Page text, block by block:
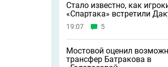
Стало известно, как
«Спартака» встретили
19:07 5
Мостовой оценил
трансфер Батракова в